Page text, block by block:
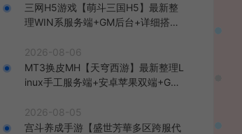
三网H5游戏【萌斗三国H5】最新整
理WIN系服务端+GM后台+详细搭建
2026-08-06
MT3换皮MH【天穹西游】最新整理L
inux手工服务端+安卓苹果双端+GM
教程
2026-08-05
宫斗养成手游【盛世芳華多区跨服代